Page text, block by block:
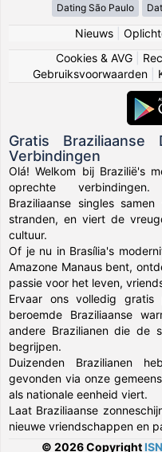
Dating São Paulo
Nieuws|
Cookies & AVG
Gebruiksvoorwaarden
Gratis
Verbindingen
Olá! Welkom bij Brazilië's
oprechte verbindingen.
Braziliaanse singles
stranden, en viert de
cultuur.
Of je nu in Brasília's
Amazone Manaus bent,
passie voor het leven,
Ervaar ons volledig
beroemde Braziliaanse
andere Brazilianen die de
begrijpen.
Duizenden Brazilianen
gevonden via onze
als nationale eenheid viert.
Laat Braziliaanse
nieuwe vriendschappen en
© 2026 Copyright